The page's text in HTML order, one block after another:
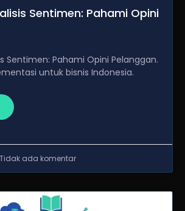
Sentimen: Pahami Opini
Sentimen: Pahami Opini Pelanggan.
untuk bisnis Indonesia.
Tidak ada komentar